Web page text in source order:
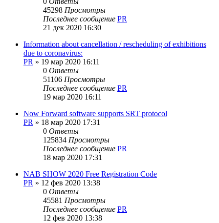
45298 Просмотры
Последнее сообщение PR
21 дек 2020 16:30
Information about cancellation / rescheduling of exhibitions
due to coronavirus:
PR » 19 мар 2020 16:11
0 Ответы
51106 Просмотры
Последнее сообщение PR
19 мар 2020 16:11
Now Forward software supports SRT protocol
PR » 18 мар 2020 17:31
0 Ответы
125834 Просмотры
Последнее сообщение PR
18 мар 2020 17:31
NAB SHOW 2020 Free Registration Code
PR » 12 фев 2020 13:38
0 Ответы
45581 Просмотры
Последнее сообщение PR
12 фев 2020 13:38